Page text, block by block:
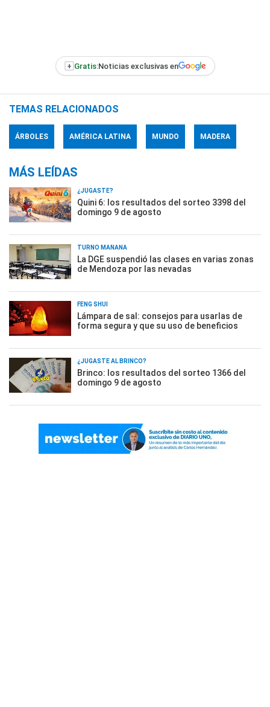
+ Gratis:Noticias exclusivas en
TEMAS RELACIONADOS
ÁRBOLES AMÉRICA LATINA MUNDO MADERA
MÁS LEÍDAS
¿JUGASTE?
Quini 6: los resultados del sorteo 3398 del
domingo 9 de agosto
TURNO MAÑANA
La DGE suspendió las clases en varias zonas
de Mendoza por las nevadas
FENG SHUI
Lámpara de sal: consejos para usarlas de
forma segura y que su uso de beneficios
¿JUGASTE AL BRINCO?
Brinco: los resultados del sorteo 1366 del
domingo 9 de agosto